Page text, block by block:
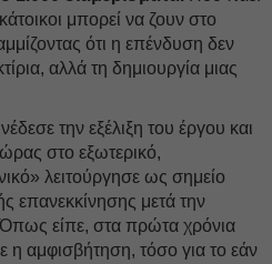
μπορεί να ζουν στο
ότι η επένδυση δεν
αλλά τη δημιουργία μιας
την εξέλιξη του έργου και
στο εξωτερικό,
λειτούργησε ως σημείο
επανεκκίνησης μετά την
Όπως είπε, στα πρώτα χρόνια
η αμφισβήτηση, τόσο για το εάν